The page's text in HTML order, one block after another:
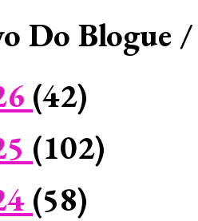
Do Blogue
(42)
(102)
(58)